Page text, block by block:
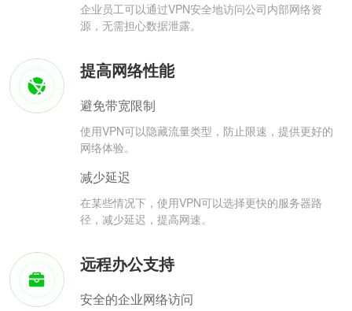
企业员工可以通过VPN安全地访问公司内部网络资
源，无需担心数据泄露。
提高网络性能
避免带宽限制
使用VPN可以隐藏流量类型，防止限速，提供更好的
网络体验。
减少延迟
在某些情况下，使用VPN可以选择更快的服务器路
径，减少延迟，提高网速。
远程办公支持
安全的企业网络访问